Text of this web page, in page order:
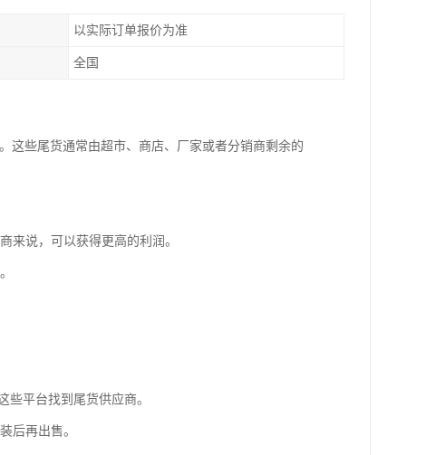
以实际订单报价为准
全国
这些尾货通常由超市、商店、厂家或者分销商剩余的
来说，可以获得更高的利润。
平台找到尾货供应商。
后再出售。